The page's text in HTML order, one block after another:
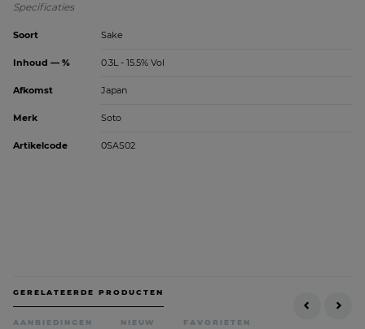
Specificaties
Soort Sake
Inhoud — % 0.3L - 15.5% Vol
Afkomst Japan
Merk Soto
Artikelcode 0SAS02
GERELATEERDE PRODUCTEN
AANBIEDINGEN NIEUW FAVORIETEN